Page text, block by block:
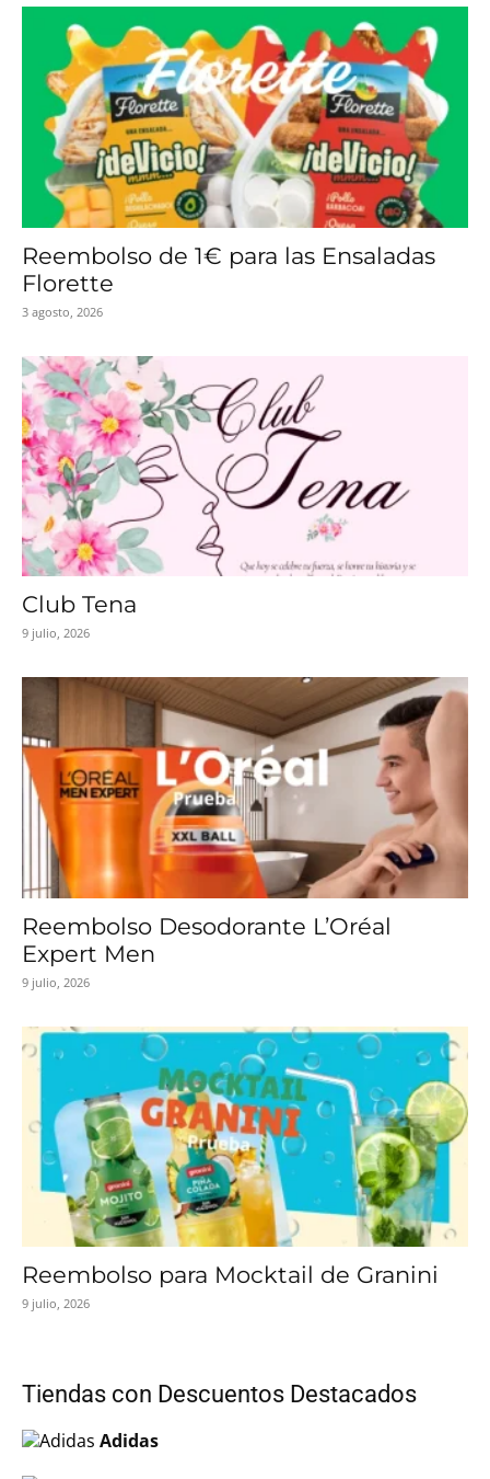
Reembolso de 1€ para las Ensaladas
Florette
3 agosto, 2026
Club Tena
9 julio, 2026
Reembolso Desodorante L’Oréal
Expert Men
9 julio, 2026
Reembolso para Mocktail de Granini
9 julio, 2026
Tiendas con Descuentos Destacados
Adidas